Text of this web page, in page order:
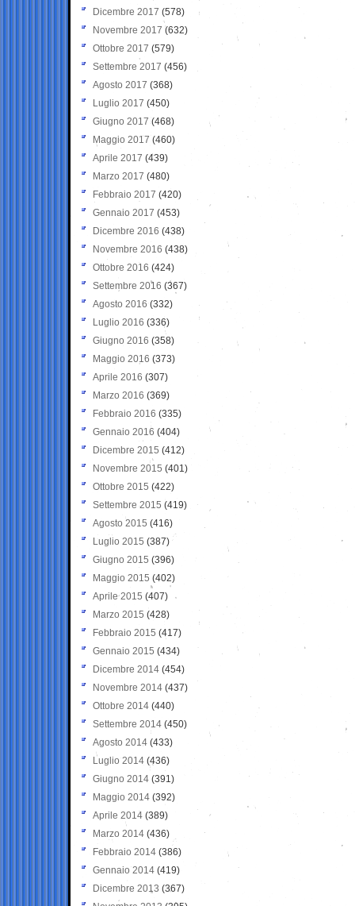
Dicembre 2017 (578)
Novembre 2017 (632)
Ottobre 2017 (579)
Settembre 2017 (456)
Agosto 2017 (368)
Luglio 2017 (450)
Giugno 2017 (468)
Maggio 2017 (460)
Aprile 2017 (439)
Marzo 2017 (480)
Febbraio 2017 (420)
Gennaio 2017 (453)
Dicembre 2016 (438)
Novembre 2016 (438)
Ottobre 2016 (424)
Settembre 2016 (367)
Agosto 2016 (332)
Luglio 2016 (336)
Giugno 2016 (358)
Maggio 2016 (373)
Aprile 2016 (307)
Marzo 2016 (369)
Febbraio 2016 (335)
Gennaio 2016 (404)
Dicembre 2015 (412)
Novembre 2015 (401)
Ottobre 2015 (422)
Settembre 2015 (419)
Agosto 2015 (416)
Luglio 2015 (387)
Giugno 2015 (396)
Maggio 2015 (402)
Aprile 2015 (407)
Marzo 2015 (428)
Febbraio 2015 (417)
Gennaio 2015 (434)
Dicembre 2014 (454)
Novembre 2014 (437)
Ottobre 2014 (440)
Settembre 2014 (450)
Agosto 2014 (433)
Luglio 2014 (436)
Giugno 2014 (391)
Maggio 2014 (392)
Aprile 2014 (389)
Marzo 2014 (436)
Febbraio 2014 (386)
Gennaio 2014 (419)
Dicembre 2013 (367)